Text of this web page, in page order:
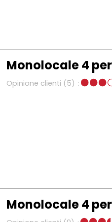
Monolocale 4
Opinione clienti (5)
Monolocale 4